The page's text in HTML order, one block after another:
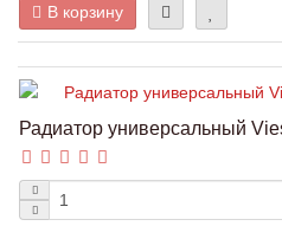
В корзину
Радиатор универсальный